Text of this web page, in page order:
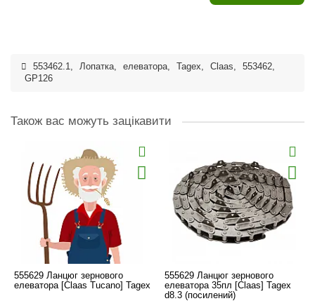
553462.1, Лопатка, елеватора, Tagex, Claas, 553462,
GP126
Також вас можуть зацікавити
555629 Ланцюг зернового
елеватора [Claas Tucano] Tagex
555629 Ланцюг зернового
елеватора 35пл [Claas] Tagex
d8.3 (посилений)